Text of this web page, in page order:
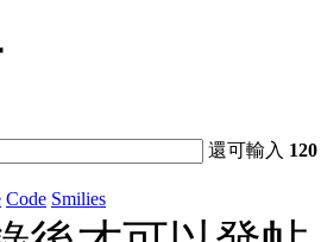
還可輸入 120
Code Smilies